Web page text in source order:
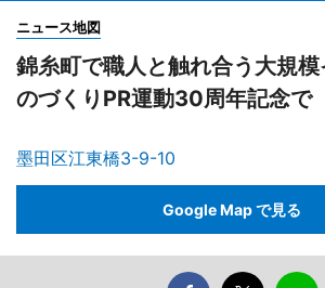
ニュース地図
錦糸町で職人と触れ合う大規
のづくりPR運動30周年記念で
墨田区江東橋3-9-10
Google Map で見る